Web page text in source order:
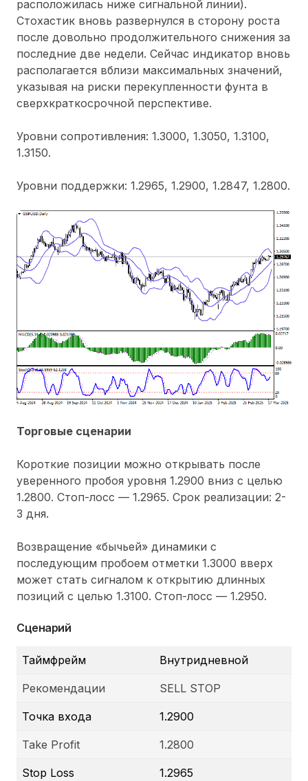
расположилась ниже сигнальной линии).
Стохастик вновь развернулся в сторону роста
после довольно продолжительного снижения за
последние две недели. Сейчас индикатор вновь
располагается вблизи максимальных значений,
указывая на риски перекупленности фунта в
сверхкраткосрочной перспективе.
Уровни сопротивления: 1.3000, 1.3050, 1.3100,
1.3150.
Уровни поддержки: 1.2965, 1.2900, 1.2847, 1.2800.
Торговые сценарии
Короткие позиции можно открывать после
уверенного пробоя уровня 1.2900 вниз с целью
1.2800. Стоп-лосс — 1.2965. Срок реализации: 2-
3 дня.
Возвращение «бычьей» динамики с
последующим пробоем отметки 1.3000 вверх
может стать сигналом к открытию длинных
позиций с целью 1.3100. Стоп-лосс — 1.2950.
Сценарий
Таймфрейм Внутридневной
Рекомендации SELL STOP
Точка входа 1.2900
Take Profit 1.2800
Stop Loss 1.2965